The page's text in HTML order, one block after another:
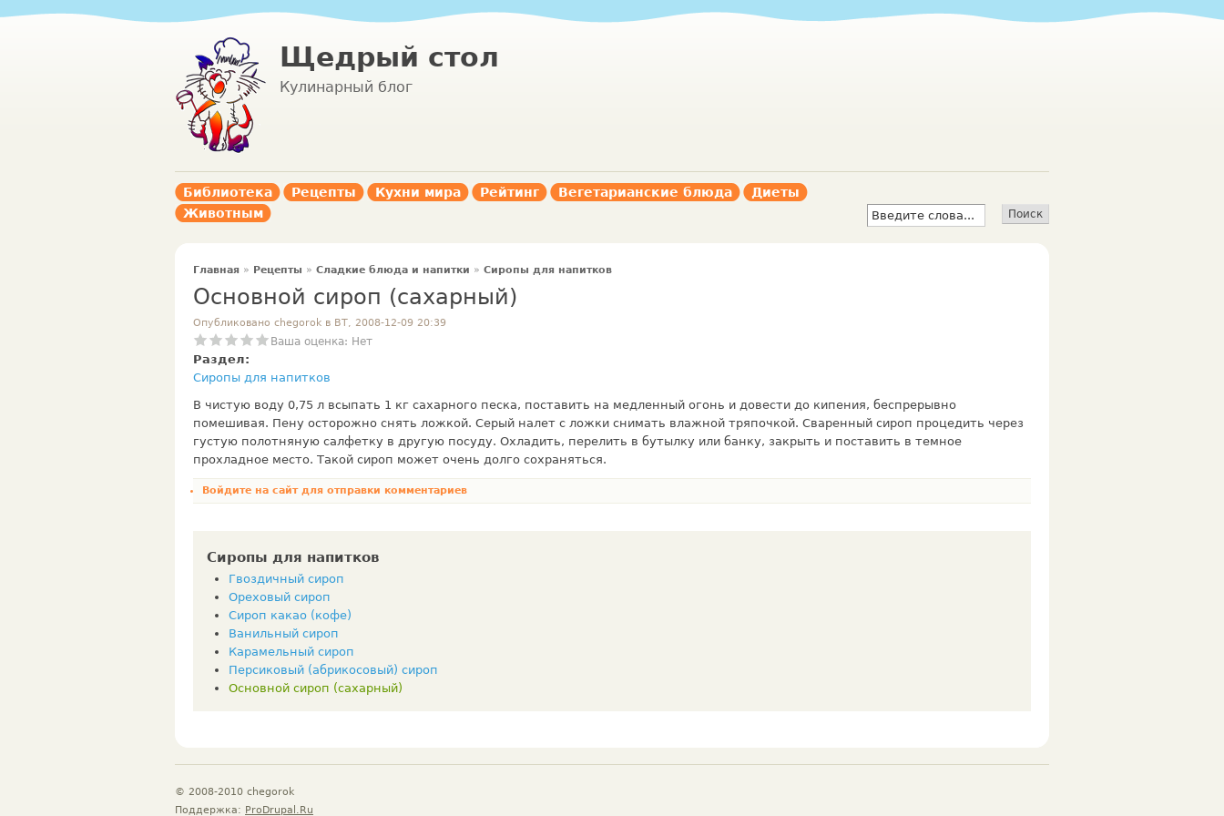
Щедрый стол
Кулинарный блог
Библиотека Рецепты Кухни мира Рейтинг Вегетарианские блюда
Диеты
Животным
Главная » Рецепты » Сладкие блюда и напитки » Сиропы для напитков
Основной сироп (сахарный)
Опубликовано chegorok в ВТ, 2008-12-09 20:39
Ваша оценка: Нет
Раздел:
Сиропы для напитков
В чистую воду 0,75 л всыпать 1 кг сахарного песка, поставить на медленный огонь и довести до кипения, беспрерывно
помешивая. Пену осторожно снять ложкой. Серый налет с ложки снимать влажной тряпочкой. Сваренный сироп процедить через
густую полотняную салфетку в другую посуду. Охладить, перелить в бутылку или банку, закрыть и поставить в темное
прохладное место. Такой сироп может очень долго сохраняться.
Войдите на сайтдля отправки комментариев
Сиропы для напитков
Гвоздичный сироп
Ореховый сироп
Сироп какао (кофе)
Ванильный сироп
Карамельный сироп
Персиковый (абрикосовый) сироп
Основной сироп (сахарный)
© 2008-2010 chegorok
Поддержка: ProDrupal.Ru